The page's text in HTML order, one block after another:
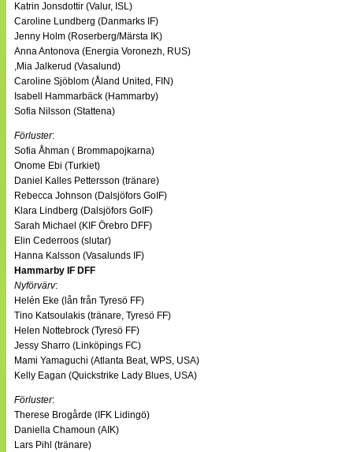
Katrin Jonsdottir (Valur, ISL)
Caroline Lundberg (Danmarks IF)
Jenny Holm (Roserberg/Märsta IK)
Anna Antonova (Energia Voronezh, RUS)
,Mia Jalkerud (Vasalund)
Caroline Sjöblom (Åland United, FIN)
Isabell Hammarbäck (Hammarby)
Sofia Nilsson (Stattena)
Förluster:
Sofia Åhman ( Brommapojkarna)
Onome Ebi (Turkiet)
Daniel Kalles Pettersson (tränare)
Rebecca Johnson (Dalsjöfors GoIF)
Klara Lindberg (Dalsjöfors GoIF)
Sarah Michael (KIF Örebro DFF)
Elin Cederroos (slutar)
Hanna Kalsson (Vasalunds IF)
Hammarby IF DFF
Nyförvärv:
Helén Eke (lån från Tyresö FF)
Tino Katsoulakis (tränare, Tyresö FF)
Helen Nottebrock (Tyresö FF)
Jessy Sharro (Linköpings FC)
Mami Yamaguchi (Atlanta Beat, WPS, USA)
Kelly Eagan (Quickstrike Lady Blues, USA)
Förluster:
Therese Brogårde (IFK Lidingö)
Daniella Chamoun (AIK)
Lars Pihl (tränare)